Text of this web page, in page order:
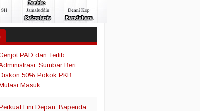
PAD dan Tertib
Sumbar Beri
50% Pokok PKB
Masuk
Lini Depan, Bapenda